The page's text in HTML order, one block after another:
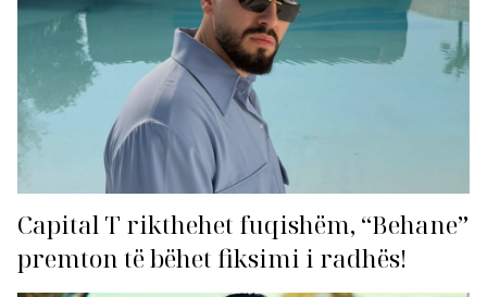
Capital T rikthehet fuqishëm, “Behane”
premton të bëhet fiksimi i radhës!